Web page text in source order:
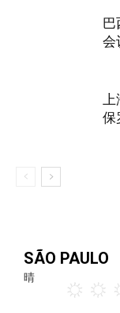
巴
会
上
保
SÃO PAULO
晴